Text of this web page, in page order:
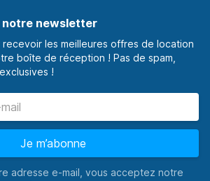
notre newsletter
les meilleures offres de location
boîte de réception ! Pas de spam,
!
Je m’abonne
adresse e-mail, vous acceptez notre